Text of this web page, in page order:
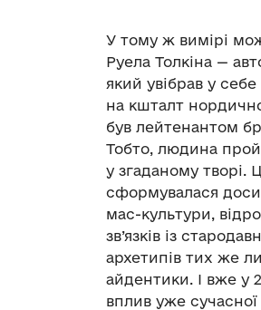
У тому ж вимірі
Руела Толкіна —
який увібрав у
на кшталт
був лейтенантом
Тобто, людина
у згаданому творі.
сформувалася
мас-культури,
зв’язків із
архетипів тих же
айдентики. І вже у
вплив уже